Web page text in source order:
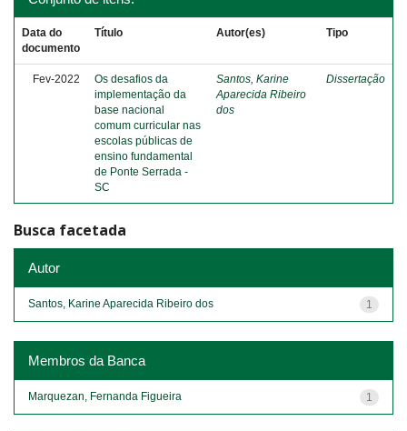
Data do
documento
Título Autor(es) Tipo
Fev-2022
Os desafios da
implementação da
base nacional
comum curricular nas
escolas públicas de
ensino fundamental
de Ponte Serrada -
SC
Santos, Karine
Aparecida Ribeiro
dos
Dissertação
Busca facetada
Autor
1
Santos, Karine Aparecida Ribeiro dos
Membros da Banca
1
Marquezan, Fernanda Figueira